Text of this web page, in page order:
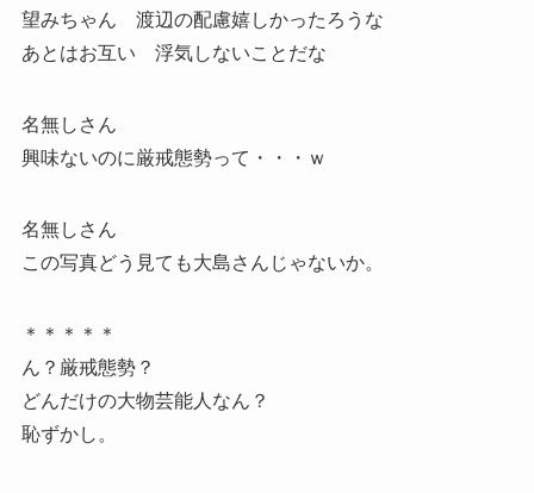
望みちゃん 渡辺の配慮嬉しかったろうな
あとはお互い 浮気しないことだな
名無しさん
興味ないのに厳戒態勢って・・・ｗ
名無しさん
この写真どう見ても大島さんじゃないか。
＊＊＊＊＊
ん？厳戒態勢？
どんだけの大物芸能人なん？
恥ずかし。